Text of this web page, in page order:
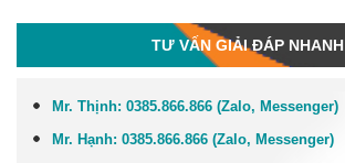
TƯ VẤN GIẢI ĐÁP NHANH
Mr. Thịnh: 0385.866.866 (Zalo, Messenger)
Mr. Hạnh: 0385.866.866 (Zalo, Messenger)